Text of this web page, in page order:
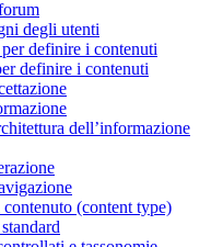
degli utenti
definire i contenuti
definire i contenuti
dell’informazione
(content type)